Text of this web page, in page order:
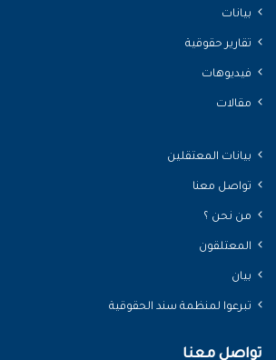
بيانات
تقارير حقوقية
فيديوهات
مقالات
بيانات المعتقلين
تواصل معنا
من نحن ؟
المعتلقون
بيان
تبرعوا لمنظمة سند الحقوقية
تواصل معنا